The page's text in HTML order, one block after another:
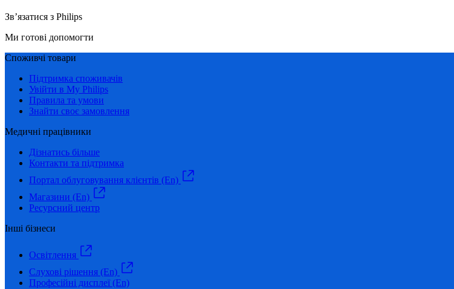
Зв’язатися з Philips
Ми готові допомогти
Споживчі товари
Підтримка споживачів
Увійти в My Philips
Правила та умови
Знайти своє замовлення
Медичні працівники
Дізнатись більше
Контакти та підтримка
Портал облуговування клієнтів (En)
Магазини (En)
Ресурсний центр
Інші бізнеси
Освітлення
Слухові рішення (En)
Професійні дисплеї (En)